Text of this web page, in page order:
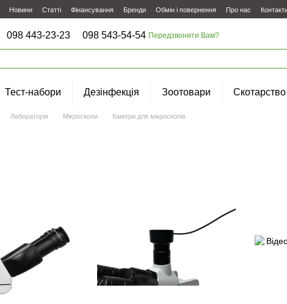
Новини Статті Фінансування Бренди Обмін і повернення Про нас
098 443-23-23 098 543-54-54 Передзвонити Вам?
Тест-набори Дезінфекція Зоотовари Скотарство
Лабораторія Мікроскопи Камери для мікроскопів